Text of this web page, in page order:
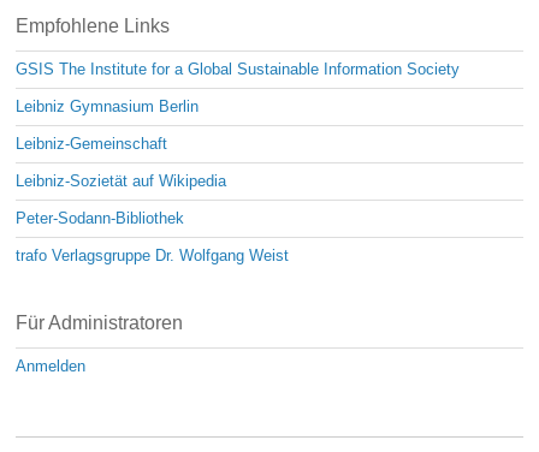
Empfohlene Links
GSIS The Institute for a Global Sustainable Information Society
Leibniz Gymnasium Berlin
Leibniz-Gemeinschaft
Leibniz-Sozietät auf Wikipedia
Peter-Sodann-Bibliothek
trafo Verlagsgruppe Dr. Wolfgang Weist
Für Administratoren
Anmelden